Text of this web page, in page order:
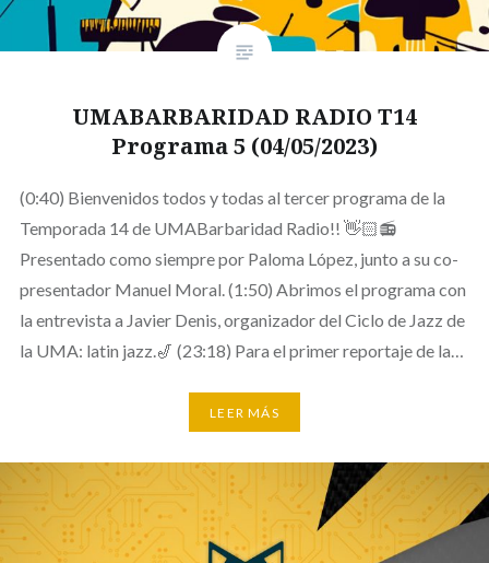
UMABARBARIDAD RADIO T14
Programa 5 (04/05/2023)
(0:40) Bienvenidos todos y todas al tercer programa de la
Temporada 14 de UMABarbaridad Radio!! 👋🏻📻
Presentado como siempre por Paloma López, junto a su co-
presentador Manuel Moral. (1:50) Abrimos el programa con
la entrevista a Javier Denis, organizador del Ciclo de Jazz de
la UMA: latin jazz.🎷 (23:18) Para el primer reportaje de la…
LEER MÁS